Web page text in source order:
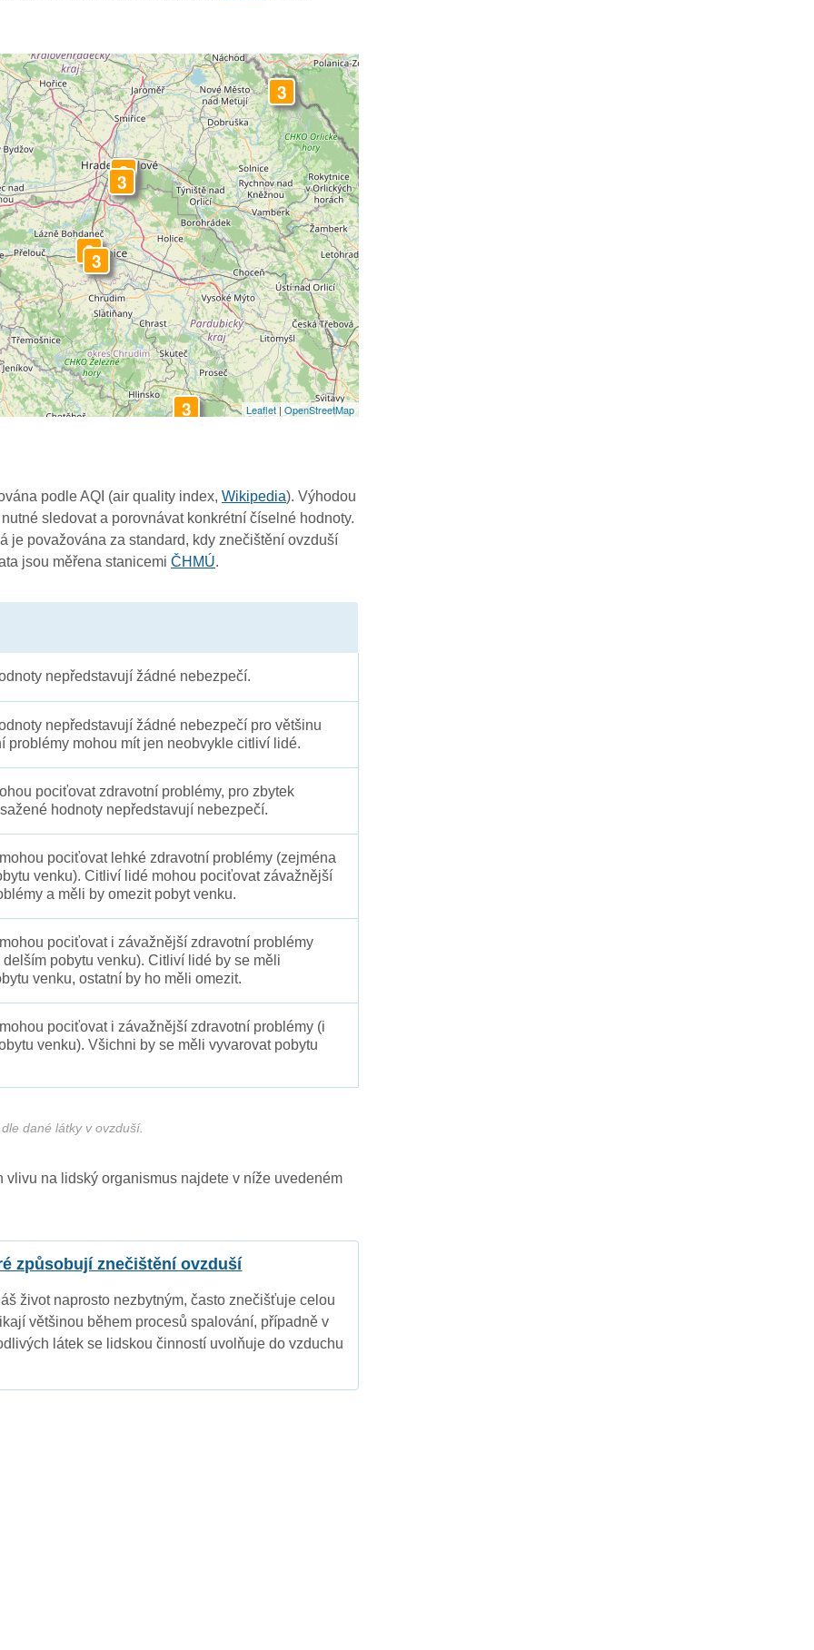
3
3
3
33
3
3
Leaflet|OpenStreetMap
podle AQI (air quality index,Wikipedia). Výhodou
sledovat a porovnávat konkrétní číselné hodnoty.
je považována za standard, kdy znečištění ovzduší
jsou měřena stanicemiČHMÚ.
nepředstavují žádné nebezpečí.
nepředstavují žádné nebezpečí pro většinu
problémy mohou mít jen neobvykle citliví lidé.
pociťovat zdravotní problémy, pro zbytek
hodnoty nepředstavují nebezpečí.
pociťovat lehké zdravotní problémy (zejména
venku). Citliví lidé mohou pociťovat závažnější
a měli by omezit pobyt venku.
pociťovat i závažnější zdravotní problémy
delším pobytu venku). Citliví lidé by se měli
venku, ostatní by ho měli omezit.
pociťovat i závažnější zdravotní problémy (i
venku). Všichni by se měli vyvarovat pobytu
dané látky v ovzduší.
vlivu na lidský organismus najdete v níže uvedeném
způsobují znečištění ovzduší
život naprosto nezbytným, často znečišťuje celou
většinou během procesů spalování, případně v
látek se lidskou činností uvolňuje do vzduchu